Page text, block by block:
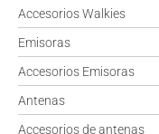
Accesorios Walkies
Emisoras
Accesorios Emisoras
Antenas
Accesorios de antenas